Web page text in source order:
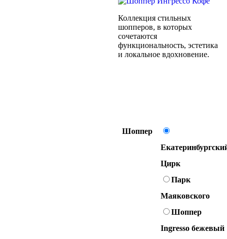
Коллекция стильных
шопперов, в которых
сочетаются
функциональность, эстетика
и локальное вдохновение.
Шоппер
Цирк
Парк
Маяковского
Шоппер
Ingresso бежевый